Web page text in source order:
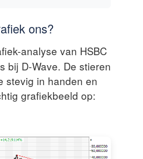
ons?
analyse van HSBC
bij D-Wave. De stieren
stevig in handen en
grafiekbeeld op: